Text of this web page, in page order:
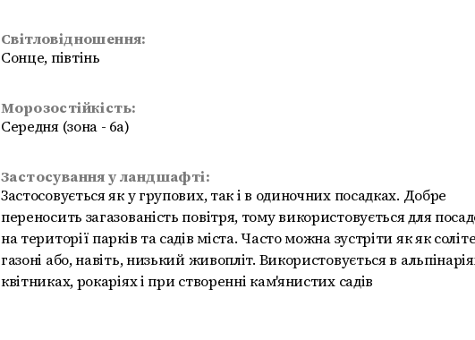
Світловідношення:
Сонце, півтінь
Морозостійкість:
Середня (зона - 6а)
Застосування у ландшафті:
Застосовується як у групових, так і в одиночних посадках. Добре
переносить загазованість повітря, тому використовується для
на території парків та садів міста. Часто можна зустріти як як
газоні або, навіть, низький живопліт. Використовується в
квітниках, рокаріях і при створенні кам'янистих садів